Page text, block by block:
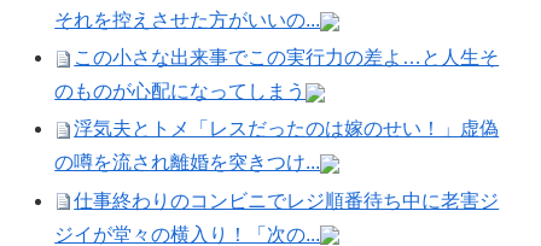
それを控えさせた方がいいの...
この小さな出来事でこの実行力の差よ…と人生そ
のものが心配になってしまう
浮気夫とトメ「レスだったのは嫁のせい！」虚偽
の噂を流され離婚を突きつけ...
仕事終わりのコンビニでレジ順番待ち中に老害ジ
ジイが堂々の横入り！「次の...